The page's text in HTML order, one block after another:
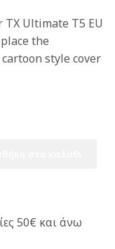
TX Ultimate T5 EU
the
style cover
50€ και άνω